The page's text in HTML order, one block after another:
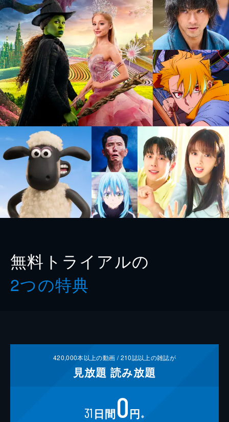
無料トライアルの
2つの特典
420,000本以上の動画 /210誌以上の雑誌が
見放題 読み放題
31 日間0円 ※